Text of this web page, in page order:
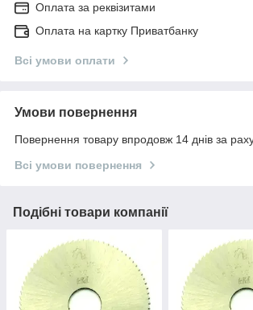
Оплата за реквізитами
Оплата на картку Приватбанку
Всі умови оплати
Умови повернення
Повернення товару впродовж 14 днів за
Всі умови повернення
Подібні товари компанії